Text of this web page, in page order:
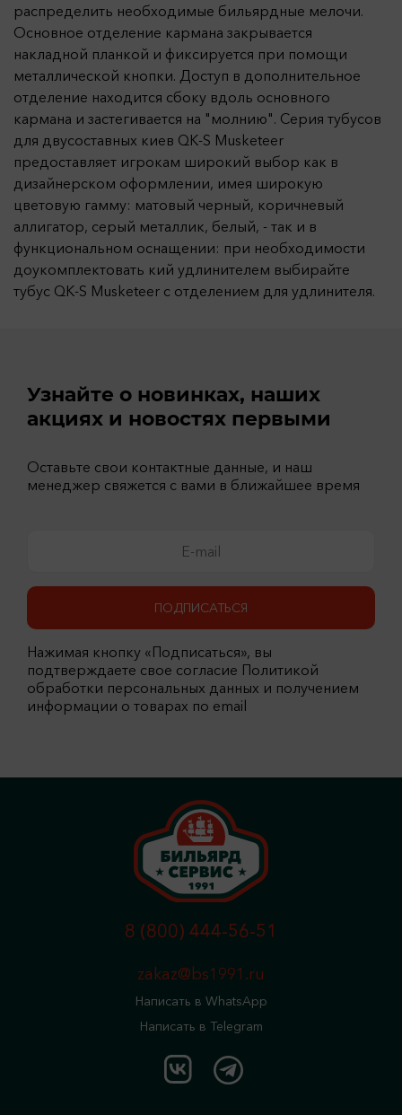
распределить необходимые бильярдные мелочи.
Основное отделение кармана закрывается
накладной планкой и фиксируется при помощи
металлической кнопки. Доступ в дополнительное
отделение находится сбоку вдоль основного
кармана и застегивается на "молнию". Серия тубусов
для двусоставных киев QK-S Musketeer
предоставляет игрокам широкий выбор как в
дизайнерском оформлении, имея широкую
цветовую гамму: матовый черный, коричневый
аллигатор, серый металлик, белый, - так и в
функциональном оснащении: при необходимости
доукомплектовать кий удлинителем выбирайте
тубус QK-S Musketeer с отделением для удлинителя.
Узнайте о новинках, наших
акциях и новостях первыми
Оставьте свои контактные данные, и наш
менеджер свяжется с вами в ближайшее время
ПОДПИСАТЬСЯ
Нажимая кнопку «Подписаться», вы
подтверждаете свое согласие Политикой
обработки персональных данных и получением
информации о товарах по email
8 (800) 444-56-51
zakaz@bs1991.ru
Написать в WhatsApp
Написать в Telegram